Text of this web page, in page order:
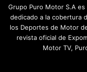
Grupo Puro Motor S.A
dedicado a la cobertura
los Deportes de Motor
revista oficial de
Motor TV,